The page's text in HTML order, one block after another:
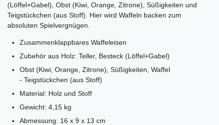
(Löffel+Gabel), Obst (Kiwi, Orange, Zitrone), Süßigkeiten und
Teigstückchen (aus Stoff). Hier wird Waffeln backen zum
absoluten Spielvergnügen.
Zusammenklappbares Waffeleisen
Zubehör aus Holz: Teller, Besteck (Löffel+Gabel)
Obst (Kiwi, Orange, Zitrone), Süßigkeiten, Waffel
- Teigstückchen (aus Stoff)
Material: Holz und Stoff
Gewicht: 4,15 kg
Abmessung: 16 x 9 x 13 cm